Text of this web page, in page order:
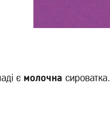
є молочна сироватка.